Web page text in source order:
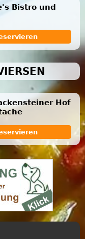
Bistro und
Hof